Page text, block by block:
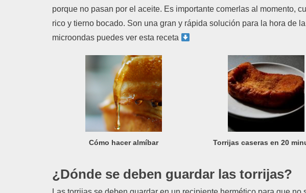
porque no pasan por el aceite. Es importante comerlas al momento,
rico y tierno bocado. Son una gran y rápida solución para la hora de
microondas puedes ver esta receta
Cómo hacer almíbar Torrijas caseras en 20
¿Dónde se deben guardar las torrijas?